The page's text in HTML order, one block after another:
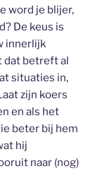
word je blijer,
De keus is
innerlijk
dat betreft al
situaties in,
zijn koers
en als het
beter bij hem
hij
naar (nog)